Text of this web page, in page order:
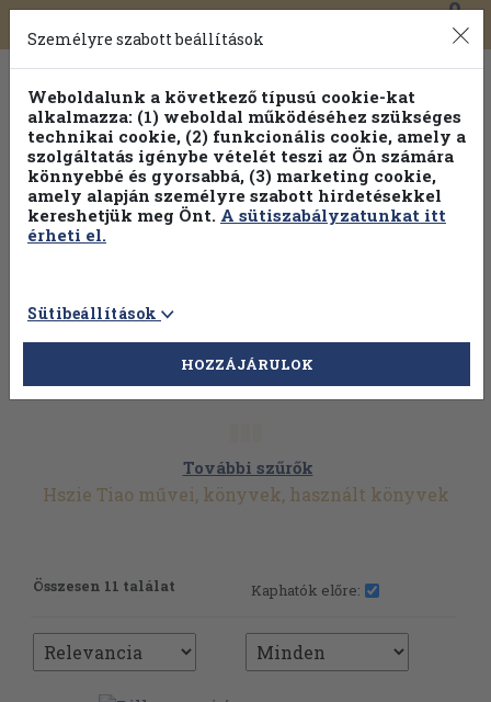
Toggle
navigation
0
További szűrők
Hszie Tiao művei, könyvek, használt könyvek
Összesen 11 találat Kaphatók előre:
Személyre szabott beállítások
Weboldalunk a következő típusú cookie-kat
alkalmazza: (1) weboldal működéséhez szükséges
technikai cookie, (2) funkcionális cookie, amely a
szolgáltatás igénybe vételét teszi az Ön számára
könnyebbé és gyorsabbá, (3) marketing cookie,
amely alapján személyre szabott hirdetésekkel
kereshetjük meg Önt. A sütiszabályzatunkat itt
érheti el.
Sütibeállítások
HOZZÁJÁRULOK